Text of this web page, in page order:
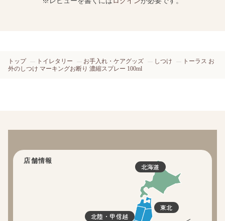
トップ トイレタリー お手入れ・ケアグッズ しつけ
トーラス お
外のしつけ マーキングお断り 濃縮スプレー 100ml
店舗情報
北海道
東北
北陸・甲信越